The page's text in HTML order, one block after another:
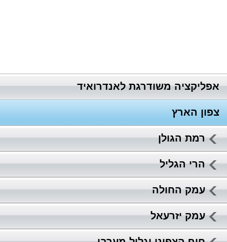
אפליקציה משודרגת לאנדרואיד
צפון הארץ
רמת הגולן
הרי הגליל
עמק החולה
עמק יזרעאל